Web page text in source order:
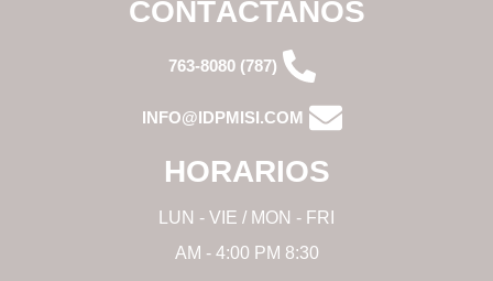
CONTÁCTANOS
(787) 763-8080
INFO@IDPMISI.COM
HORARIOS
LUN - VIE / MON - FRI
8:30 AM - 4:00 PM